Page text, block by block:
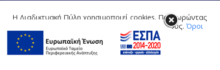
© Copyright 2020. FILIATES.GR | All Rights Reserved.
Powered by
WEB-WAY
Η Διαδικτυακή Πύλη χρησιμοποιεί cookies. Προχωρώντας
στο περιεχόμενο, συναινείτε με την αποδοχή τους. Όροι
Χρήσης Ιστοτόπου
Cookie settings
ΑΠΟΔΟΧΗ